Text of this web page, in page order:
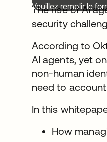
Veuillez remplir le
The rise of AI
security
According to
AI agents, yet
non-human
need to
In this
How